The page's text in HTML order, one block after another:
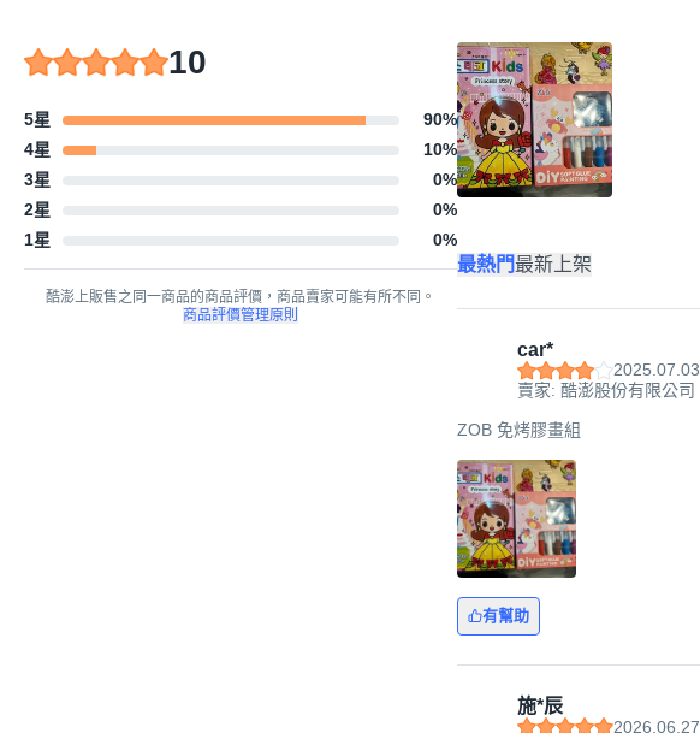
10
5星 90%
4星
10%
3星
0%
2星
0%
1星
0%
酷澎上販售之同一商品的商品評價，商品賣家可能有所不同。
商品評價管理原則
最熱門最新上架
car*
2025.07.03
賣家: 酷澎股份有限公司
ZOB 免烤膠畫組
有幫助
施*辰
2026.06.27